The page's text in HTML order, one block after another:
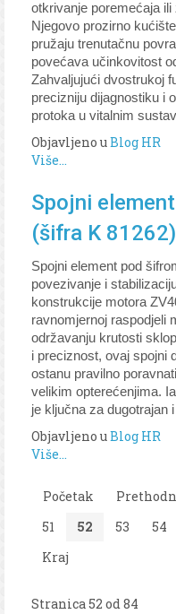
otkrivanje poremećaja
Njegovo prozirno
pružaju trenutačnu
povećava učinkovitost
Zahvaljujući dvostrukoj
precizniju dijagnostiku i
protoka u vitalnim
Objavljeno uBlog HR
Više...
Spojni
(šifra K 81262)
Spojni element pod
povezivanje i
konstrukcije motora
ravnomjernoj raspodjeli
održavanju krutosti
i preciznost, ovaj spojni
ostanu pravilno
velikim opterećenjima.
je ključna za dugotrajan
Objavljeno uBlog HR
Više...
Početak
51
52 53 54
Kraj
Stranica 52 od 84